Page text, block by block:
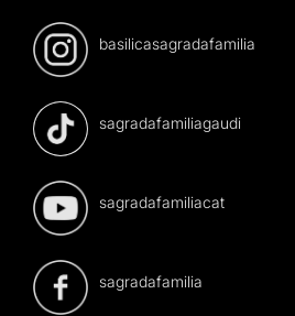
basilicasagradafamilia
sagradafamiliagaudi
sagradafamiliacat
sagradafamilia